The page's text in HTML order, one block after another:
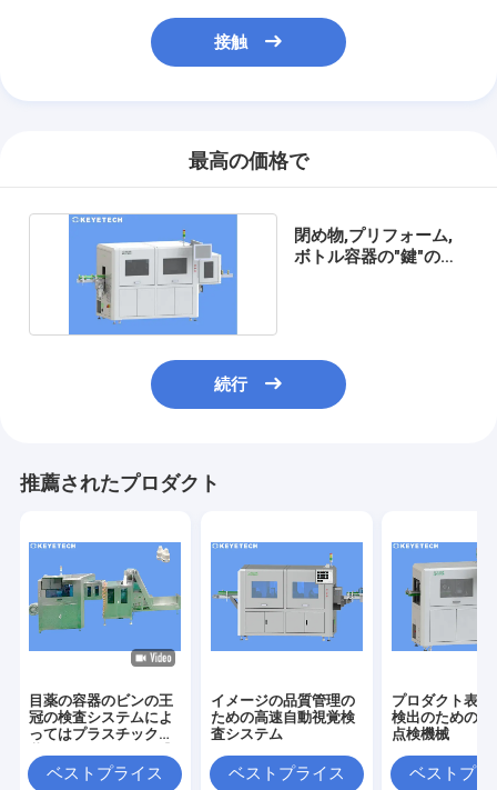
接触
最高の価格で
閉め物,プリフォーム,
ボトル容器の"鍵"の視
続行
推薦されたプロダクト
目薬の容器のビンの王
冠の検査システムによ
ってはプラスチック包
走する
ベストプライス
イメージの品質管理の
ための高速自動視覚検
査システム
ベストプライス
プロダクト表面
検出のための自
点検機械
ベストプラ